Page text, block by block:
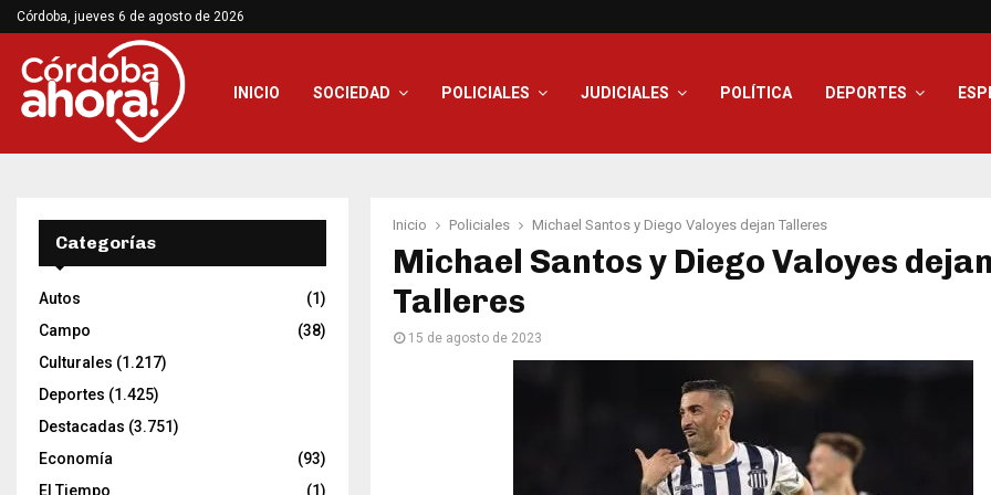
Córdoba, jueves 6 de agosto de 2026
INICIO SOCIEDAD POLICIALES JUDICIALES POLÍTICA DEPORTES
Inicio Policiales Michael Santos y Diego Valoyes dejan Talleres
Michael Santos y Diego Valoyes dejan
Talleres
15 de agosto de 2023
Categorías
Autos
(1)
Campo
(38)
Culturales (1.217)
Deportes (1.425)
Destacadas (3.751)
Economía
(93)
El Tiempo
(1)